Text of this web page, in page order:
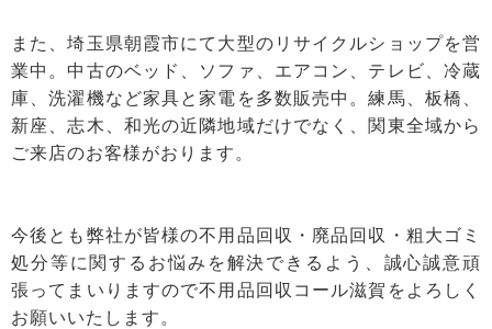
また、埼玉県朝霞市にて大型のリサイクルショップを営
業中。中古のベッド、ソファ、エアコン、テレビ、冷蔵
庫、洗濯機など家具と家電を多数販売中。練馬、板橋、
新座、志木、和光の近隣地域だけでなく、関東全域から
ご来店のお客様がおります。
今後とも弊社が皆様の不用品回収・廃品回収・粗大ゴミ
処分等に関するお悩みを解決できるよう、誠心誠意頑
張ってまいりますので不用品回収コール滋賀をよろしく
お願いいたします。